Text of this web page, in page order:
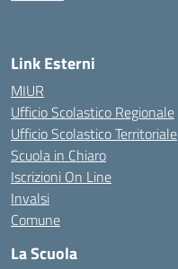
Link Esterni
MIUR
Ufficio Scolastico Regionale
Ufficio Scolastico Territoriale
Scuola in Chiaro
Iscrizioni On Line
Invalsi
Comune
La Scuola